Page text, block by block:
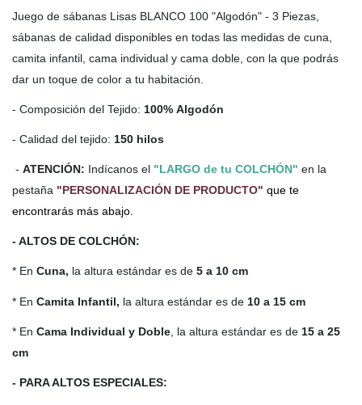
Juego de sábanas Lisas BLANCO 100 "Algodón" - 3 Piezas,
sábanas de calidad disponibles en todas las medidas de cuna,
camita infantil, cama individual y cama doble, con la que podrás
dar un toque de color a tu habitación.
- Composición del Tejido: 100% Algodón
- Calidad del tejido: 150 hilos
- ATENCIÓN: Indícanos el "LARGO de tu COLCHÓN" en la
pestaña "PERSONALIZACIÓN DE PRODUCTO" que te
encontrarás más abajo.
- ALTOS DE COLCHÓN:
* En Cuna, la altura estándar es de 5 a 10 cm
* En Camita Infantil, la altura estándar es de 10 a 15 cm
* En Cama Individual y Doble , la altura estándar es de 15 a 25
cm
- PARA ALTOS ESPECIALES: